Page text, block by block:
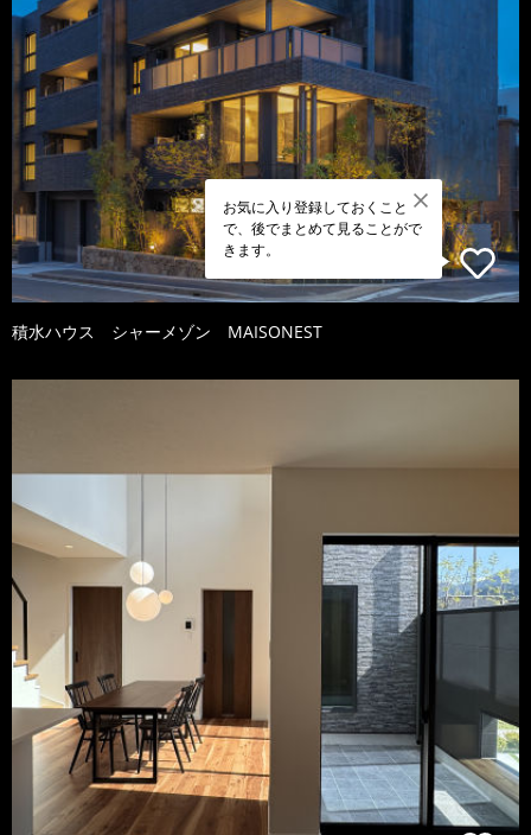
お気に入り登録しておくこと
で、後でまとめて見ることがで
きます。
積水ハウス シャーメゾン MAISONEST